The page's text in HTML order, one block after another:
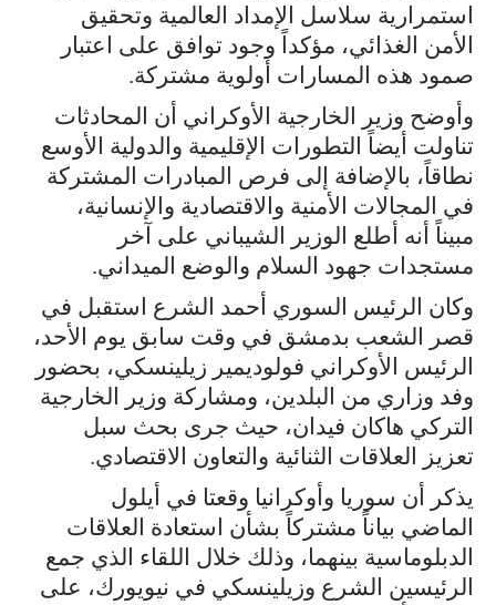
استمرارية سلاسل الإمداد العالمية وتحقيق
الأمن الغذائي، مؤكداً وجود توافق على اعتبار
صمود هذه المسارات أولوية مشتركة.
وأوضح وزير الخارجية الأوكراني أن المحادثات
تناولت أيضاً التطورات الإقليمية والدولية الأوسع
نطاقاً، بالإضافة إلى فرص المبادرات المشتركة
في المجالات الأمنية والاقتصادية والإنسانية،
مبيناً أنه أطلع الوزير الشيباني على آخر
مستجدات جهود السلام والوضع الميداني.
وكان الرئيس السوري أحمد الشرع استقبل في
قصر الشعب بدمشق في وقت سابق يوم الأحد،
الرئيس الأوكراني فولوديمير زيلينسكي، بحضور
وفد وزاري من البلدين، ومشاركة وزير الخارجية
التركي هاكان فيدان، حيث جرى بحث سبل
تعزيز العلاقات الثنائية والتعاون الاقتصادي.
يذكر أن سوريا وأوكرانيا وقعتا في أيلول
الماضي بياناً مشتركاً بشأن استعادة العلاقات
الدبلوماسية بينهما، وذلك خلال اللقاء الذي جمع
الرئيسين الشرع وزيلينسكي في نيويورك، على